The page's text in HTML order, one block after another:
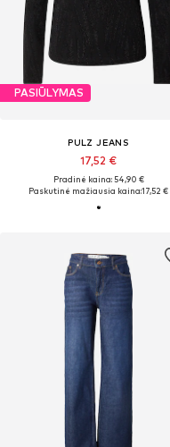
PASIŪLYMAS
PULZ JEANS
17,52 €
Pradinė kaina: 54,90 €
Paskutinė mažiausia kaina:17,52 €